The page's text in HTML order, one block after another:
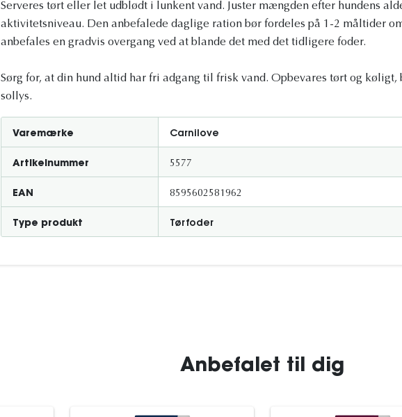
Serveres tørt eller let udblødt i lunkent vand. Juster mængden efter hundens
aktivitetsniveau. Den anbefalede daglige ration bør fordeles på 1-2 måltider
anbefales en gradvis overgang ved at blande det med det tidligere foder.
Sørg for, at din hund altid har fri adgang til frisk vand. Opbevares tørt og køligt,
sollys.
Varemærke Carnilove
Artikelnummer 5577
EAN 8595602581962
Type produkt Tørfoder
Anbefalet til dig